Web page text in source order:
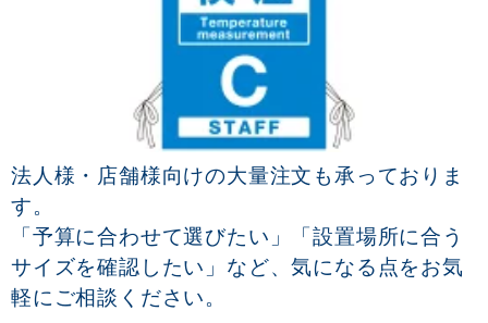
法人様・店舗様向けの大量注文も承っておりま
す。
「予算に合わせて選びたい」「設置場所に合う
サイズを確認したい」など、気になる点をお気
軽にご相談ください。